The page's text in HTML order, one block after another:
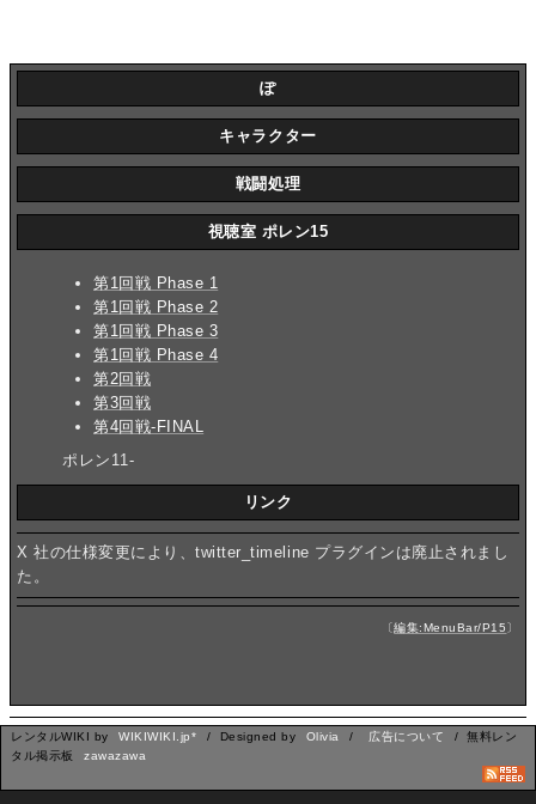
ぽ
キャラクター
戦闘処理
視聴室 ポレン15
第1回戦 Phase 1
第1回戦 Phase 2
第1回戦 Phase 3
第1回戦 Phase 4
第2回戦
第3回戦
第4回戦-FINAL
ポレン11-
リンク
X 社の仕様変更により、twitter_timeline プラグインは廃止されまし
た。
〔編集:MenuBar/P15〕
レンタルWIKI by WIKIWIKI.jp* / Designed by Olivia / 広告について
/ 無料レン
タル掲示板
zawazawa